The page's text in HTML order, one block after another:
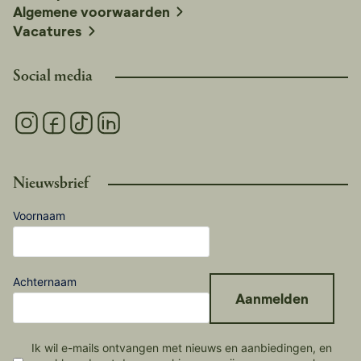
Social media
Nieuwsbrief
Voornaam
Achternaam
Ik wil e-mails ontvangen met nieuws en aanbiedingen, en
Aanmelden
Algemene voorwaarden
Vacatures